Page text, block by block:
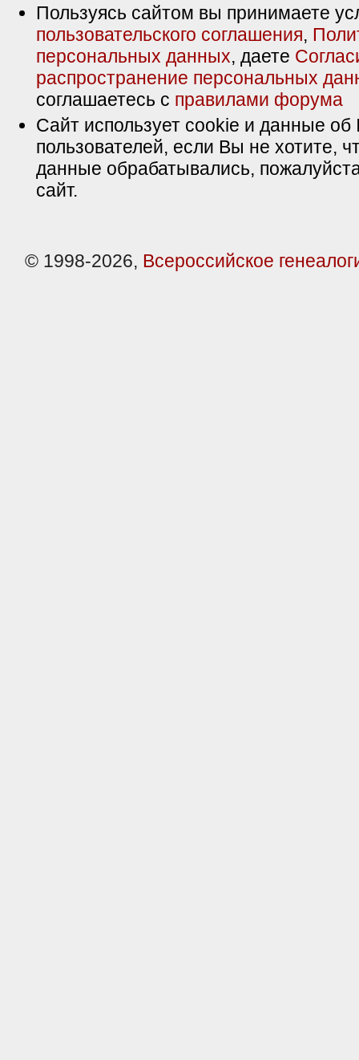
Пользуясь сайтом вы принимаете
пользовательского соглашения,
персональных данных, даете
распространение персональных
соглашаетесь с правилами форума
Сайт использует cookie и данные об
пользователей, если Вы не хотите,
данные обрабатывались,
сайт.
© 1998-2026, Всероссийское